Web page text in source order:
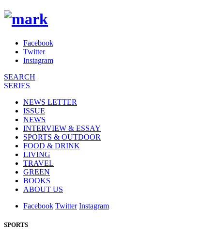
Facebook
Twitter
Instagram
SEARCH
SERIES
NEWS LETTER
ISSUE
NEWS
INTERVIEW & ESSAY
SPORTS & OUTDOOR
FOOD & DRINK
LIVING
TRAVEL
GREEN
BOOKS
ABOUT US
Facebook Twitter Instagram
SPORTS